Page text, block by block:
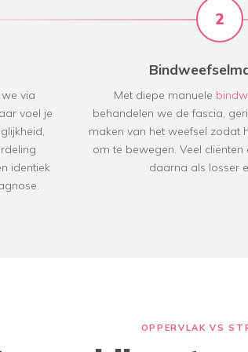
via
voel je
identiek
2
Met diepe manuele
behandelen we de fascia,
maken van het weefsel zodat
om te bewegen. Veel cliënten
daarna als losser
OPPERVLAK VS